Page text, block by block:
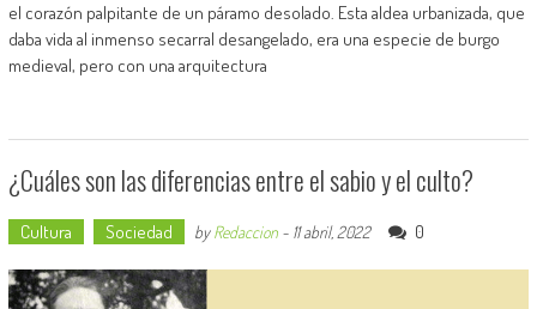
el corazón palpitante de un páramo desolado. Esta aldea urbanizada, que
daba vida al inmenso secarral desangelado, era una especie de burgo
medieval, pero con una arquitectura
¿Cuáles son las diferencias entre el sabio y el culto?
Cultura Sociedad byRedaccion- 11 abril, 2022 0